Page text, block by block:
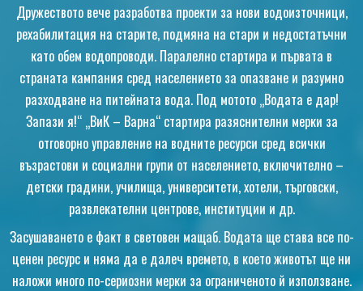
Дружеството вече разработва проекти за нови водоизточници,
рехабилитация на старите, подмяна на стари и недостатъчни
като обем водопроводи. Паралелно стартира и първата в
страната кампания сред населението за опазване и разумно
разходване на питейната вода. Под мотото „Водата е дар!
Запази я!“ „ВиК – Варна“ стартира разяснителни мерки за
отговорно управление на водните ресурси сред всички
възрастови и социални групи от населението, включително –
детски градини, училища, университети, хотели, търговски,
развлекателни центрове, институции и др.
Засушаването е факт в световен мащаб. Водата ще става все по-
ценен ресурс и няма да е далеч времето, в което животът ще ни
наложи много по-сериозни мерки за ограниченото й използване.